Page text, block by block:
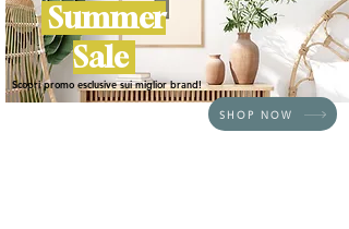
Summer
Sale
SHOP NOW
Scopri promo esclusive sui miglior brand!